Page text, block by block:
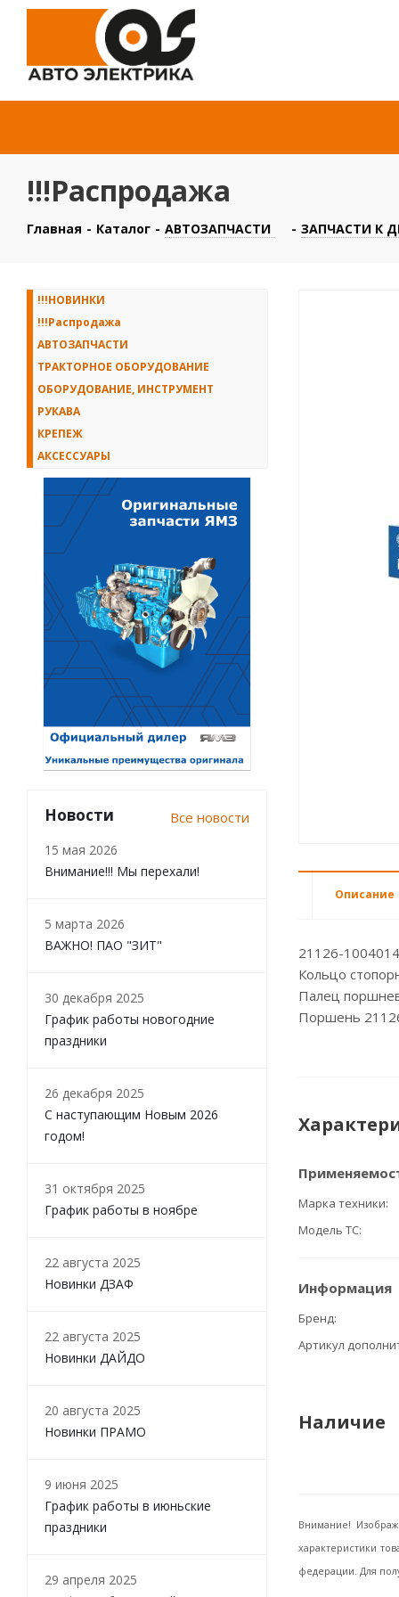
!!!Распродажа
Главная - Каталог - АВТОЗАПЧАСТИ - ЗАПЧАСТИ К
Описание
21126-
Кольцо
Палец
Поршень
Марка техники
Модель ТС
Информация
Бренд
Артикул
Наличие
Внимание!
характеристики
федерации. Для
!!!НОВИНКИ
!!!Распродажа
АВТОЗАПЧАСТИ
ТРАКТОРНОЕ ОБОРУДОВАНИЕ
ОБОРУДОВАНИЕ, ИНСТРУМЕНТ
РУКАВА
КРЕПЕЖ
АКСЕССУАРЫ
Новости Все новости
15 мая 2026
Внимание!!! Мы перехали!
5 марта 2026
ВАЖНО! ПАО "ЗИТ"
30 декабря 2025
График работы новогодние
праздники
26 декабря 2025
С наступающим Новым 2026
годом!
31 октября 2025
График работы в ноябре
22 августа 2025
Новинки ДЗАФ
22 августа 2025
Новинки ДАЙДО
20 августа 2025
Новинки ПРАМО
9 июня 2025
График работы в июньские
праздники
29 апреля 2025